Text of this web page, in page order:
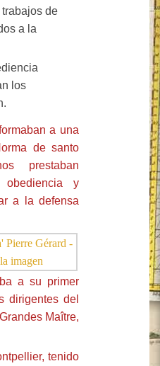
de
a la
los
a una
de santo
prestaban
obediencia y
a la defensa
a su primer
dirigentes del
Maître,
tenido